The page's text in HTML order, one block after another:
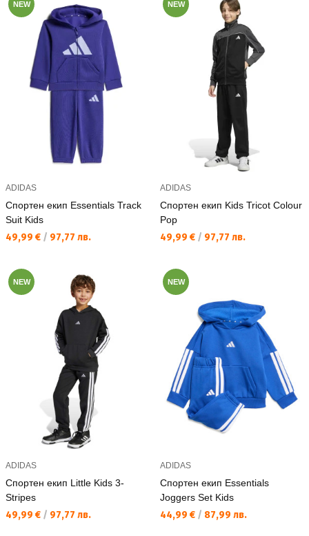
NEW
ADIDAS
Спортен екип Essentials Track
Suit Kids
Текуща цена:
49,99 € / 97,77 лв.
NEW
ADIDAS
Спортен екип Kids Tricot Colour
Pop
Текуща цена:
49,99 € / 97,77 лв.
NEW
ADIDAS
Спортен екип Little Kids 3-
Stripes
Текуща цена:
49,99 € / 97,77 лв.
NEW
ADIDAS
Спортен екип Essentials
Joggers Set Kids
Текуща цена:
44,99 € / 87,99 лв.